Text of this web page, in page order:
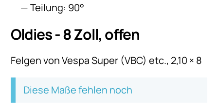
Teilung: 90°
Oldies - 8 Zoll, offen
Felgen von Vespa Super (VBC) etc., 2,10 × 8
Diese Maße fehlen noch